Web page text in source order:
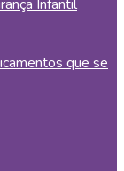
Infantil
que se